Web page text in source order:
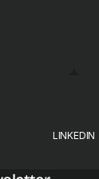
LINKEDIN